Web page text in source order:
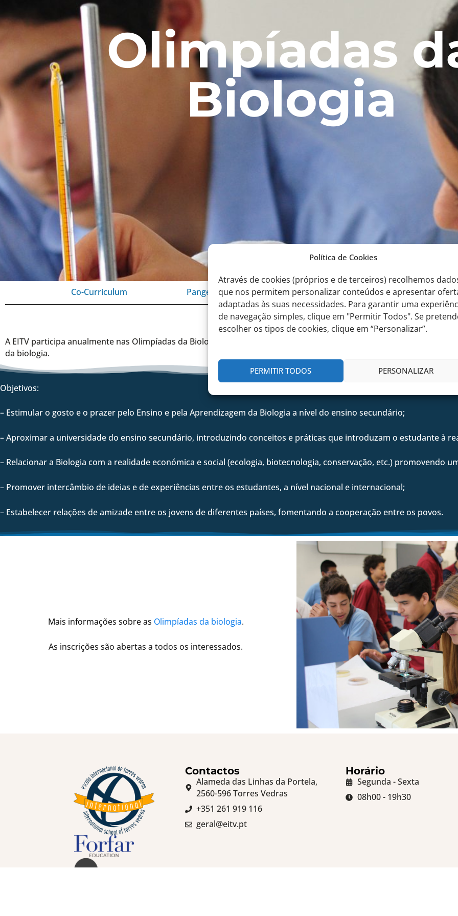
Política de Cookies
Através de cookies (próprios e de terceiros) recolhemos
que nos permitem personalizar conteúdos e apresentar
adaptadas às suas necessidades. Para garantir uma
de navegação simples, clique em "Permitir Todos". Se
escolher os tipos de cookies, clique em “Personalizar”.
PERMITIR TODOS PERSONALIZAR
Olimpíadas
Biologia
Co-Curriculum Pangea Olimpíadas da Biologia
A EITV participa anualmente nas Olimpíadas da Biologia. Este concurso permite aos alunos testarem os seus
da biologia.
Objetivos:
– Estimular o gosto e o prazer pelo Ensino e pela Aprendizagem da Biologia a nível do ensino secundário;
– Aproximar a universidade do ensino secundário, introduzindo conceitos e práticas que introduzam o estudante à
– Relacionar a Biologia com a realidade económica e social (ecologia, biotecnologia, conservação, etc.) promovendo
– Promover intercâmbio de ideias e de experiências entre os estudantes, a nível nacional e internacional;
– Estabelecer relações de amizade entre os jovens de diferentes países, fomentando a cooperação entre os povos.
Mais informações sobre as Olimpíadas da biologia.
As inscrições são abertas a todos os interessados.
Contactos
Alameda das Linhas da Portela,
2560-596 Torres Vedras
+351 261 919 116
geral@eitv.pt
Horário
Segunda - Sexta
08h00 - 19h30